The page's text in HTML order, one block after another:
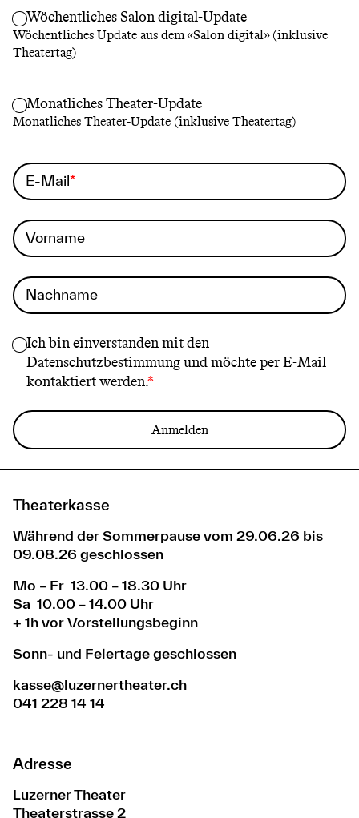
Wöchentliches Salon digital-Update
Wöchentliches Update aus dem «Salon digital» (inklusive
Theatertag)
Monatliches Theater-Update
Monatliches Theater-Update (inklusive Theatertag)
E-Mail
Vorname
Nachname
Ich bin einverstanden mit den
Datenschutzbestimmungund möchte per E-Mail
kontaktiert werden.
Theaterkasse
Während der Sommerpause vom 29.06.26 bis
09.08.26 geschlossen
Mo – Fr 13.00 – 18.30 Uhr
Sa 10.00 – 14.00 Uhr
+ 1h vor Vorstellungsbeginn
Sonn- und Feiertage geschlossen
kasse@luzernertheater.ch
041 228 14 14
Adresse
Luzerner Theater
Theaterstrasse 2